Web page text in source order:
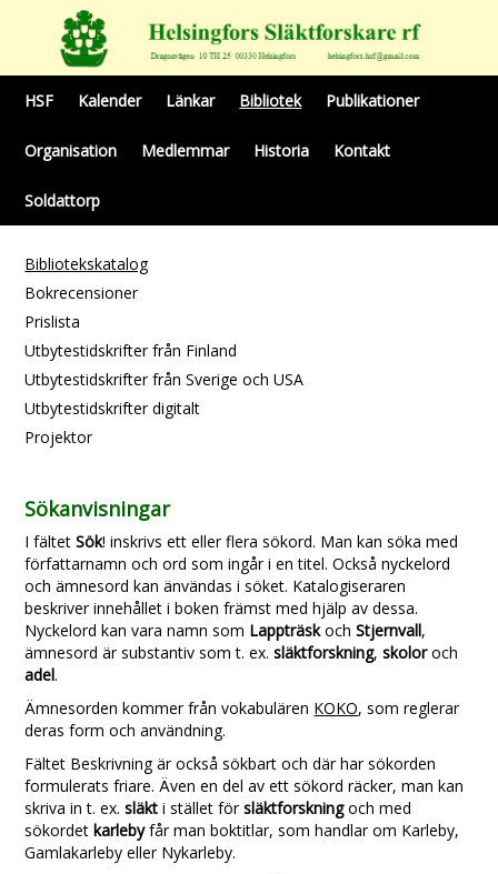
HSF Kalender Länkar Bibliotek Publikationer
Organisation Medlemmar Historia Kontakt
Soldattorp
Bibliotekskatalog
Bokrecensioner
Prislista
Utbytestidskrifter från Finland
Utbytestidskrifter från Sverige och USA
Utbytestidskrifter digitalt
Projektor
Sökanvisningar
I fältetSök! inskrivs ett eller flera sökord. Man kan söka med
författarnamn och ord som ingår i en titel. Också nyckelord
och ämnesord kan änvändas i söket. Katalogiseraren
beskriver innehållet i boken främst med hjälp av dessa.
Nyckelord kan vara namn som LappträskochStjernvall,
ämnesord är substantiv som t. ex.släktforskning,skoloroch
adel.
Ämnesorden kommer från vokabulären KOKO, som reglerar
deras form och användning.
Fältet Beskrivning är också sökbart och där har sökorden
formulerats friare. Även en del av ett sökord räcker, man kan
skriva in t. ex.släkti stället försläktforskningoch med
sökordetkarlebyfår man boktitlar, som handlar om Karleby,
Gamlakarleby eller Nykarleby.